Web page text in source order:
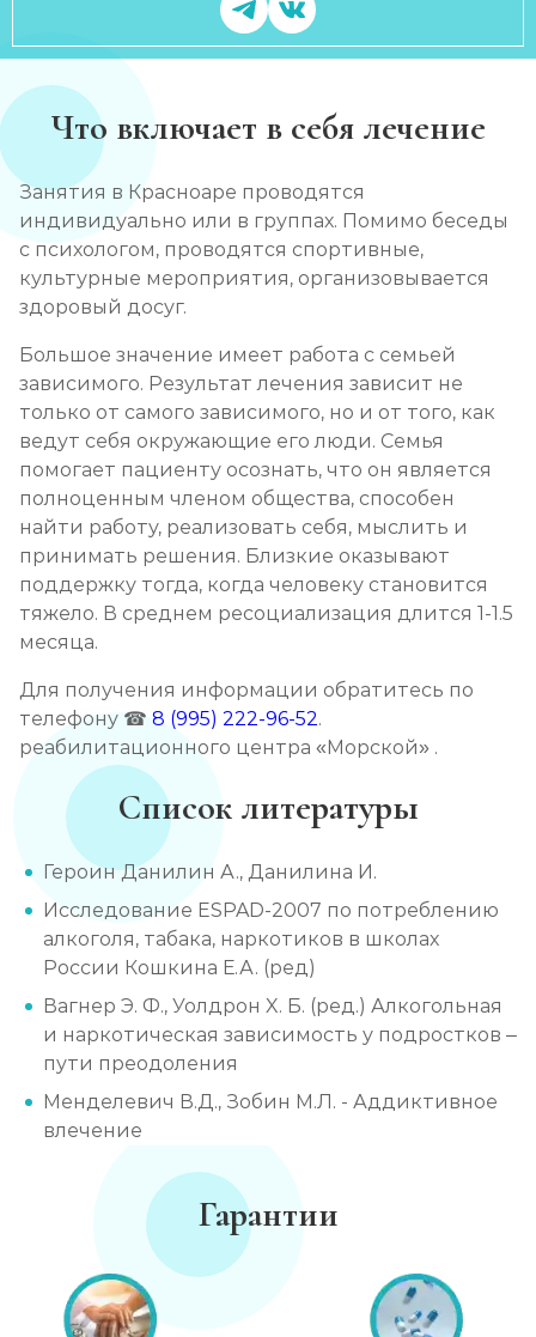
Что включает в себя лечение
Занятия в Красноаре проводятся
индивидуально или в группах. Помимо беседы
с психологом, проводятся спортивные,
культурные мероприятия, организовывается
здоровый досуг.
Большое значение имеет работа с семьей
зависимого. Результат лечения зависит не
только от самого зависимого, но и от того, как
ведут себя окружающие его люди. Семья
помогает пациенту осознать, что он является
полноценным членом общества, способен
найти работу, реализовать себя, мыслить и
принимать решения. Близкие оказывают
поддержку тогда, когда человеку становится
тяжело. В среднем ресоциализация длится 1-1.5
месяца.
Для получения информации обратитесь по
телефону ☎ 8 (995) 222-96-52.
реабилитационного центра «Морской» .
Список литературы
Героин Данилин А., Данилина И.
Исследование ESPAD-2007 по потреблению
алкоголя, табака, наркотиков в школах
России Кошкина Е.А. (ред)
Вагнер Э. Ф., Уолдрон X. Б. (ред.) Алкогольная
и наркотическая зависимость у подростков –
пути преодоления
Менделевич В.Д., Зобин М.Л. - Аддиктивное
влечение
Гарантии